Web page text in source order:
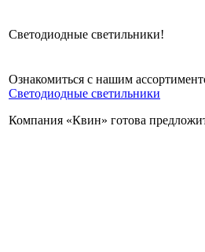
Светодиодные светильники!
Ознакомиться с нашим
Светодиодные светильники
Компания «Квин» готова